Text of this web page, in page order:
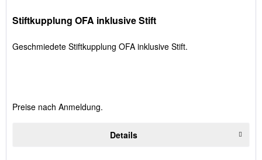
Stiftkupplung OFA inklusive Stift
Geschmiedete Stiftkupplung OFA inklusive Stift.
Preise nach Anmeldung.
Details